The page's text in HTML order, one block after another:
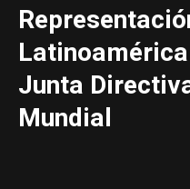
Junta
Mundial